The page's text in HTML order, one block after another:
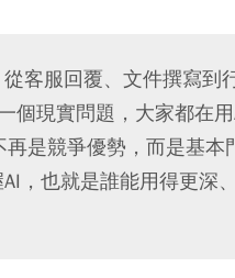
客服回覆、文件撰寫到
個現實問題，大家都在
是競爭優勢，而是基本
，也就是誰能用得更深